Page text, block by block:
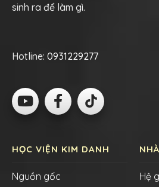
sinh ra để làm gì.
Hotline: 0931229277
HỌC VIỆN KIM DANH
Nguồn gốc
Hệ